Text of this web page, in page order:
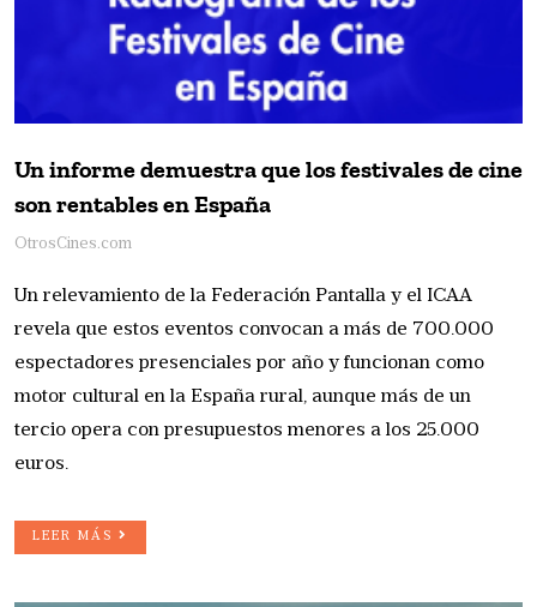
Un informe demuestra que los festivales de cine
son rentables en España
OtrosCines.com
Un relevamiento de la Federación Pantalla y el ICAA
revela que estos eventos convocan a más de 700.000
espectadores presenciales por año y funcionan como
motor cultural en la España rural, aunque más de un
tercio opera con presupuestos menores a los 25.000
euros.
LEER MÁS